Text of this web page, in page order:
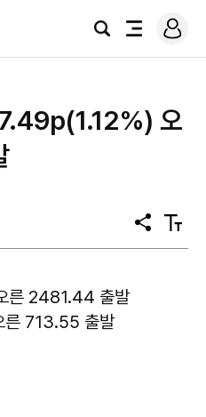
검
전
로
그
오
공
유
텍
스
른 2481.44 출발
713.55 출발